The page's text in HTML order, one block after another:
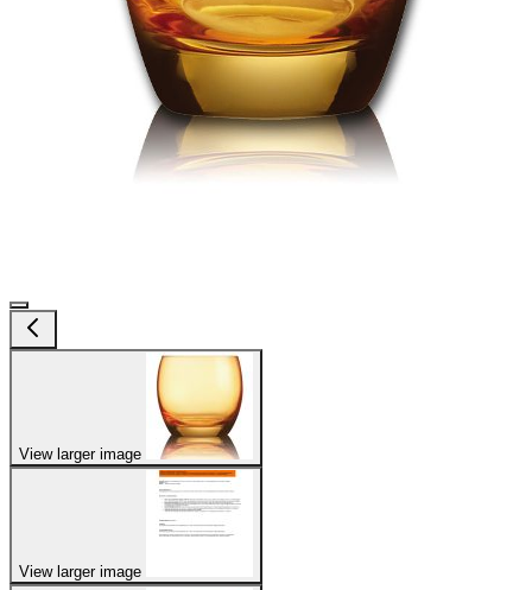
View larger image
View larger image